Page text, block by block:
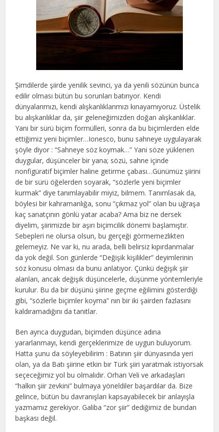
Şimdilerde şiirde yenilik sevinci, ya da yenili sözünün bunca
edilir olması bütün bu sorunları batırıyor. Kendi
dünyalarımızı, kendi alışkanlıklarımızı kınayamıyoruz. Üstelik
bu alışkanlıklar da, şiir geleneğimizden doğan alışkanlıklar.
Yani bir sürü biçim formülleri, sonra da bu biçimlerden elde
ettiğimiz yeni biçimler…Ionesco, bunu sahneye uygulayarak
şöyle diyor : “Sahneye söz koymak…” Yani söze yüklenen
duygular, düşünceler bir yana; sözü, sahne içinde
nonfigüratif biçimler haline getirme çabası…Günümüz şiirini
de bir sürü öğelerden soyarak, “sözlerle yeni biçimler
kurmak” diye tanımlayabilir miyiz, bilmem. Tanımlasak da,
böylesi bir kahramanlığa, sonu “çıkmaz yol” olan bu uğraşa
kaç sanatçının gönlü yatar acaba? Ama biz ne dersek
diyelim, şiirimizde bir aşırı biçimcilik dönemi başlamıştır.
Sebepleri ne olursa olsun, bu gerçeği görmemezlikten
gelemeyiz. Ne var ki, nu arada, belli belirsiz kıpırdanmalar
da yok değil. Son günlerde “Değişik kişilikler” deyimlerinin
söz konusu olması da bunu anlatıyor. Çünkü değişik şiir
alanları, ancak değişik düşüncelerle, düşünme yöntemleriyle
kurulur. Bu da bir düşünü şiirine geçme eğilimini gösterdiği
gibi, “sözlerle biçimler koyma” nın bir iki şairden fazlasını
kaldıramadığını da tanıtlar.
Ben ayrıca duygudan, biçimden düşünce adına
yararlanmayı, kendi gerçeklerimize de uygun buluyorum.
Hatta şunu da söyleyebilirim : Batının şiir dünyasında yeri
olan, ya da Batı şiirine etkin bir Türk şiiri yaratmak istiyorsak
seçeceğimiz yol bu olmalıdır. Orhan Veli ve arkadaşları
“halkın şiir zevkini” bulmaya yöneldiler başardılar da. Bize
gelince, bütün bu davranışları kapsayabilecek bir anlayışla
yazmamız gerekiyor. Galiba “zor şiir” dediğimiz de bundan
başkası değil.